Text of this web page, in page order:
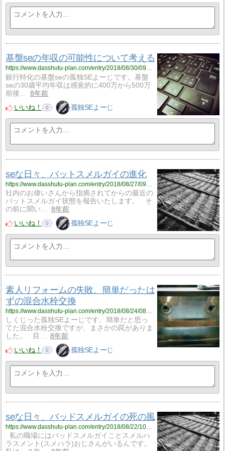
基盤seの年収の可能性について考える
https://www.dasshutu-plan.com/entry/2018/08/30/092837
銀行特化の基盤seの孤独SEよーじです。基盤
seの30歳平均年収は感覚的に400万から500万
前後…
8年前
いいね！
0 孤独SEよーじ
seな日々、バットスメルガイの進化
社内のお偉いさんから指摘されてからの最近の
バットスメルガイ状態を報告いたします。 そ
の前に聞い…
8年前
いいね！
0 孤独SEよーじ
素人リフォームの失敗、簡単だったは
ずの混合水栓交換
https://www.dasshutu-plan.com/entry/2018/08/24/082535
しくじった孤独SEよーじです。簡単だと思っ
てた混合水栓交換ですが、まさかの罠がありま
した。 目…
8年前
いいね！
0 孤独SEよーじ
seな日々、バッドスメルガイの死の風
https://www.dasshutu-plan.com/entry/2018/08/22/100042
私の職場にはバッドスメルガイことスメルハ
ラスメント(スメハラ)おじさんがいるんです。